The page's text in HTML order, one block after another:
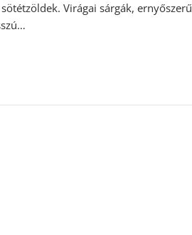
sötétzöldek. Virágai sárgák, ernyőszerű